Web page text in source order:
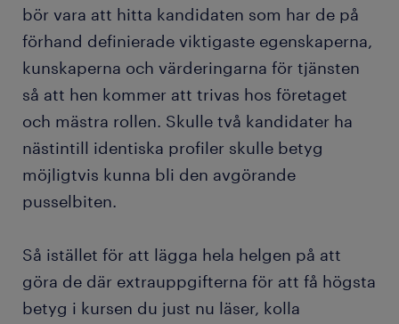
bör vara att hitta kandidaten som har de på
förhand definierade viktigaste egenskaperna,
kunskaperna och värderingarna för tjänsten
så att hen kommer att trivas hos företaget
och mästra rollen. Skulle två kandidater ha
nästintill identiska profiler skulle betyg
möjligtvis kunna bli den avgörande
pusselbiten.
Så istället för att lägga hela helgen på att
göra de där extrauppgifterna för att få högsta
betyg i kursen du just nu läser, kolla